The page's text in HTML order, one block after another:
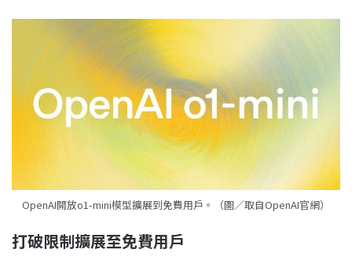
OpenAI開放o1-mini模型擴展到免費用戶。（圖／取自OpenAI官網）
打破限制擴展至免費用戶